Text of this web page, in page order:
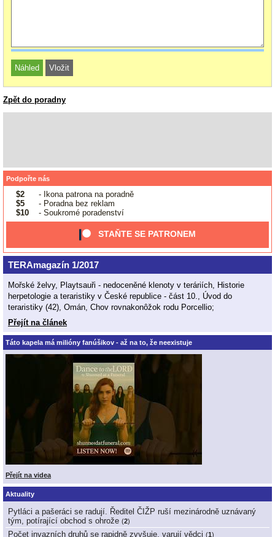
Zpět do poradny
Podpořte nás
$2
- Ikona patrona na poradně
$5
- Poradna bez reklam
$10
- Soukromé poradenství
STAŇTE SE PATRONEM
TERAmagazín 1/2017
Mořské želvy, Playtsauři - nedoceněné klenoty v teráriích, Historie
herpetologie a teraristiky v České republice - část 10., Úvod do
teraristiky (42), Omán, Chov rovnakonôžok rodu Porcellio;
Přejít na článek
Táto kapela má milióny fanúšikov - až na to, že neexistuje
Přejít na videa
Aktuality
Pytláci a pašeráci se radují. Ředitel ČIŽP ruší mezinárodně uznávaný
tým, potírající obchod s ohrože (2)
Počet invazních druhů se rapidně zvyšuje, varují vědci (1 )